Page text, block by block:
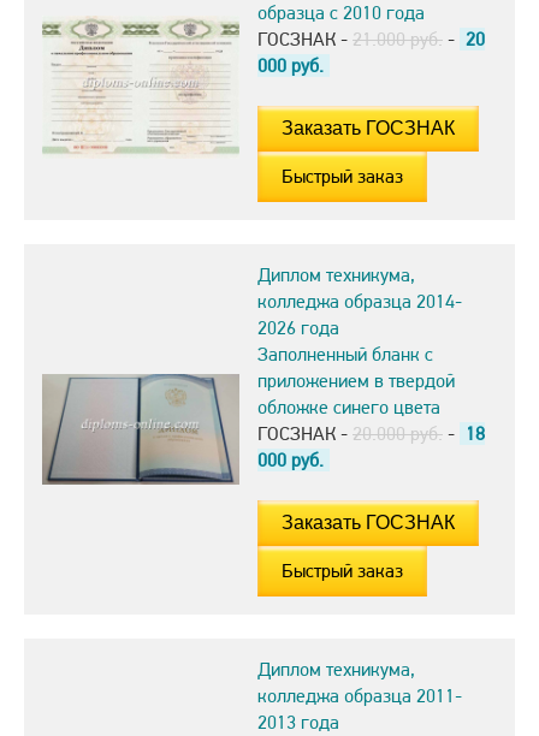
образца с 2010 года
ГОСЗНАК - 21.000 руб. - 20
000 руб.
Быстрый заказ
Диплом техникума,
колледжа образца 2014-
2026 года
Заполненный бланк с
приложением в твердой
обложке синего цвета
ГОСЗНАК - 20.000 руб. - 18
000 руб.
Быстрый заказ
Диплом техникума,
колледжа образца 2011-
2013 года